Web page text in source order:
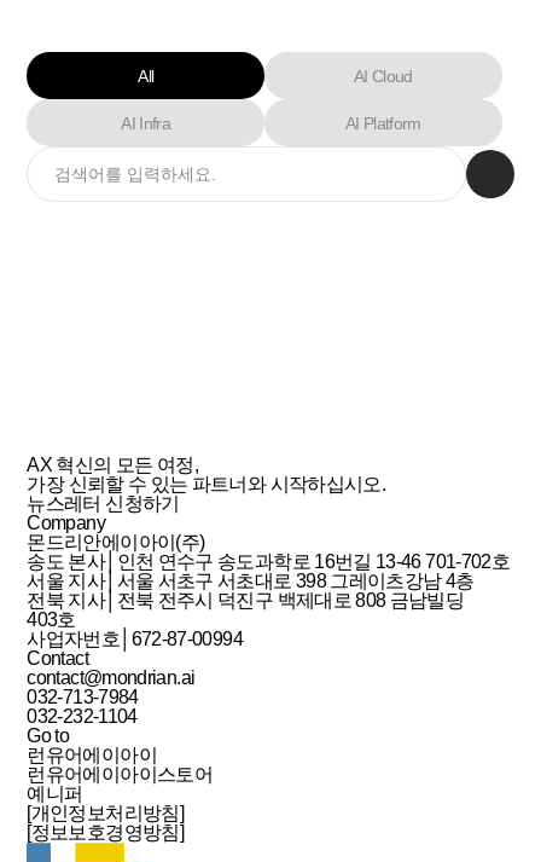
All AI Cloud
AI Infra AI Platform
AX 혁신의 모든 여정,
가장 신뢰할 수 있는 파트너와 시작하십시오.
뉴스레터 신청하기
Company
몬드리안에이아이(주)
송도 본사│인천 연수구 송도과학로 16번길 13-46 701-702호
서울 지사│서울 서초구 서초대로 398 그레이츠강남 4층
전북 지사│전북 전주시 덕진구 백제대로 808 금남빌딩
403호
사업자번호│672-87-00994
Contact
contact@mondrian.ai
032-713-7984
032-232-1104
Go to
런유어에이아이
런유어에이아이스토어
예니퍼
[개인정보처리방침]
[정보보호경영방침]